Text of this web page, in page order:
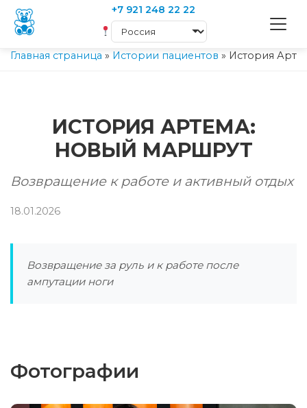
+7 921 248 22 22
Главная страница » Истории пациентов » История
ИСТОРИЯ АРТЕМА:
НОВЫЙ МАРШРУТ
Возвращение к работе и активный отдых
18.01.2026
Возвращение за руль и к работе после
ампутации ноги
Фотографии